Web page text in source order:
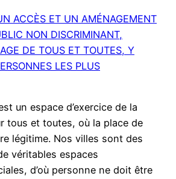
ACCÈS ET UN AMÉNAGEMENT
NON DISCRIMINANT,
DE TOUS ET TOUTES, Y
LES PLUS
un espace d’exercice de la
tous et toutes, où la place de
légitime. Nos villes sont des
véritables espaces
d’où personne ne doit être